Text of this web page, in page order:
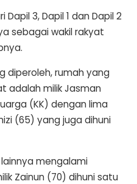
3, Dapil 1 dan Dapil 2
sebagai wakil rakyat
diperoleh, rumah yang
adalah milik Jasman
(KK) dengan lima
(65) yang juga dihuni
mengalami
Zainun (70) dihuni satu